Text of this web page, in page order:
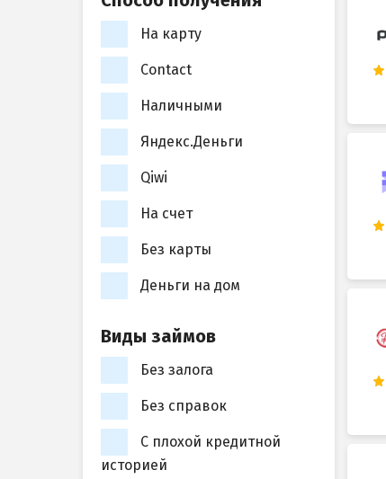
На карту
Contact
Наличными
Яндекс.Деньги
Qiwi
На счет
Без карты
Деньги на дом
Виды займов
Без залога
Без справок
С плохой кредитной
историей